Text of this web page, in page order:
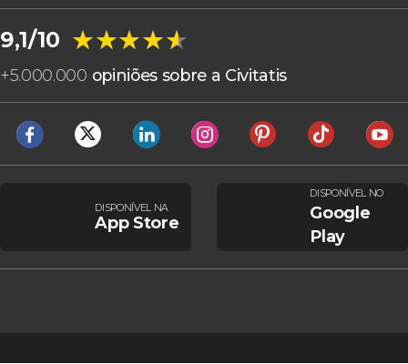
9,1/10 ★★★★★
★★★★★
+5.000.000 opiniões sobre a Civitatis
DISPONÍVEL NA
App Store
DISPONÍVEL NO
Google
Play